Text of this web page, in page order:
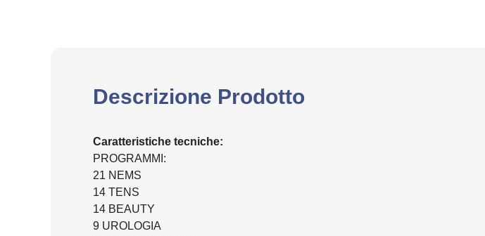
Descrizione Prodotto
Caratteristiche tecniche:
PROGRAMMI:
21 NEMS
14 TENS
14 BEAUTY
9 UROLOGIA